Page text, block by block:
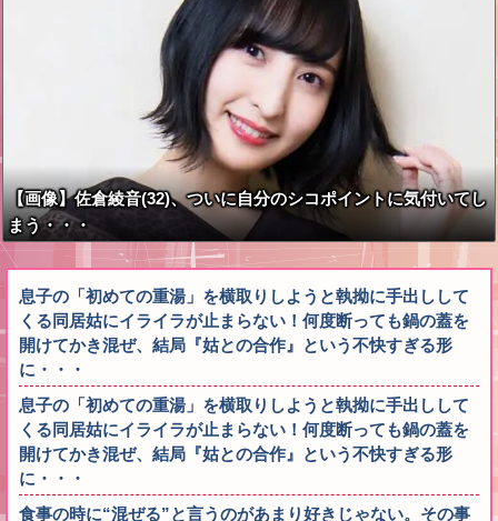
【画像】佐倉綾音(32)、ついに自分のシコポイントに気付いてし
まう・・・
息子の「初めての重湯」を横取りしようと執拗に手出しして
くる同居姑にイライラが止まらない！何度断っても鍋の蓋を
開けてかき混ぜ、結局『姑との合作』という不快すぎる形
に・・・
息子の「初めての重湯」を横取りしようと執拗に手出しして
くる同居姑にイライラが止まらない！何度断っても鍋の蓋を
開けてかき混ぜ、結局『姑との合作』という不快すぎる形
に・・・
食事の時に“混ぜる”と言うのがあまり好きじゃない。その事